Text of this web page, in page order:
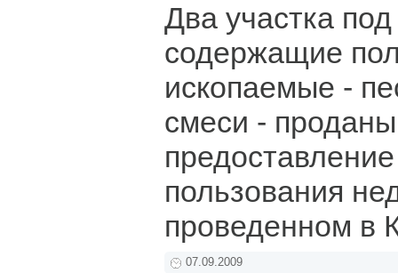
Два участка
содержащие
ископаемые -
смеси -
пользования
проведенном в
07.09.2009